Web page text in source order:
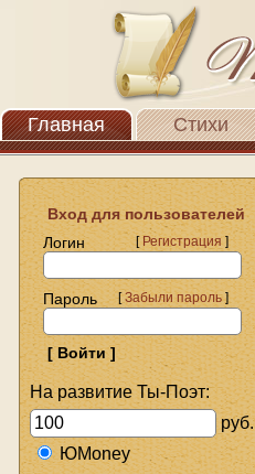
Главная Стихи
Вход для пользователей
Логин
[Регистрация]
Пароль [Забыли пароль]
На развитие Ты-Поэт:
руб.
ЮMoney